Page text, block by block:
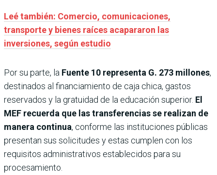
Leé también: Comercio, comunicaciones,
transporte y bienes raíces acapararon las
inversiones, según estudio
Por su parte, la Fuente 10 representa G. 273 millones,
destinados al financiamiento de caja chica, gastos
reservados y la gratuidad de la educación superior. El
MEF recuerda que las transferencias se realizan de
manera continua, conforme las instituciones públicas
presentan sus solicitudes y estas cumplen con los
requisitos administrativos establecidos para su
procesamiento.